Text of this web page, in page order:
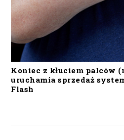
Koniec z kłuciem palców
uruchamia sprzedaż
Flash